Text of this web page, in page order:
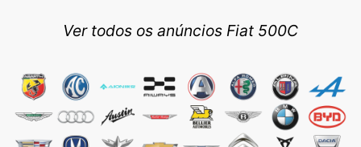
Ver todos os anúncios Fiat 500C